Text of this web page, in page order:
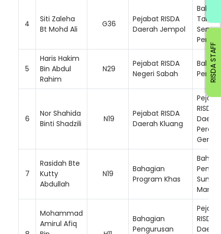
4
Siti Zaleha
Bt Mohd Ali
G36
Pejabat RISDA
Daerah Jempol
5
Haris Hakim
Bin Abdul
Rahim
N29
Pejabat RISDA
Negeri Sabah
6
Nor Shahida
Binti Shadzili
N19
Pejabat RISDA
Daerah Kluang
RISDA
Perak
Gerik
7
Rasidah Bte
Kutty
Abdullah
N19
Bahagian
Program Khas
Mohammad
Amirul Afiq
Bahagian
Pengurusan
RISDA
RISDA STAFF